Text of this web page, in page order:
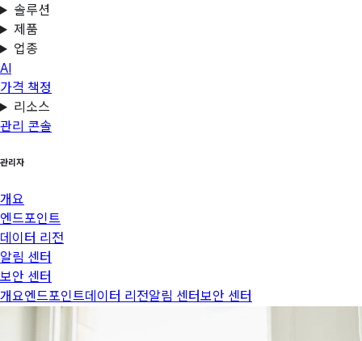
솔루션
제품
업종
AI
가격 책정
리소스
관리 콘솔
관리자
개요
엔드포인트
데이터 리전
알림 센터
보안 센터
개요엔드포인트데이터 리전알림 센터보안 센터